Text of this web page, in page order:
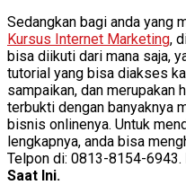
Sedangkan bagi anda yang
Kursus Internet Marketing,
bisa diikuti dari mana saja,
tutorial yang bisa diakses
sampaikan, dan merupakan
terbukti dengan banyaknya
bisnis onlinenya. Untuk
lengkapnya, anda bisa
Telpon di: 0813-8154-6943.
Saat Ini.